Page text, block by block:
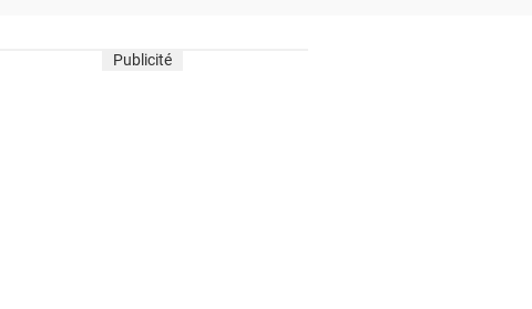
Publicité